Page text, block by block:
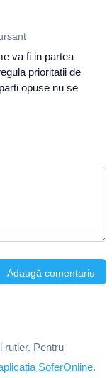
va fi in partea
prioritatii de
opuse nu se
Adaugă comentariu
rutier. Pentru
SoferOnline.